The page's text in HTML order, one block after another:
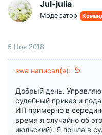
Jul-julia
Модератор
5 Ноя 2018
swa написал(а):
Добрый день.
судебный приказ и
ИП примерно в
время я случайно об
июльский). Я пошла в